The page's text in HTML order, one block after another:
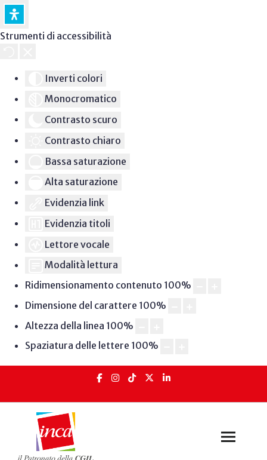
Strumenti di accessibilità
Inverti colori
Monocromatico
Contrasto scuro
Contrasto chiaro
Bassa saturazione
Alta saturazione
Evidenzia link
Evidenzia titoli
Lettore vocale
Modalità lettura
Ridimensionamento contenuto 100%
Dimensione del carattere 100%
Altezza della linea 100%
Spaziatura delle lettere 100%